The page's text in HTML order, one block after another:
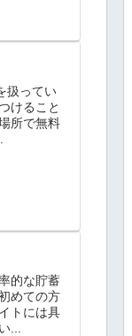
扱ってい
けること
所で無料
的な貯蓄
めての方
トには具
...